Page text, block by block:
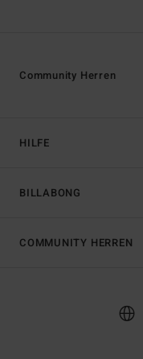
HILFE
BILLABONG
Community Herren
COMMUNITY HERREN